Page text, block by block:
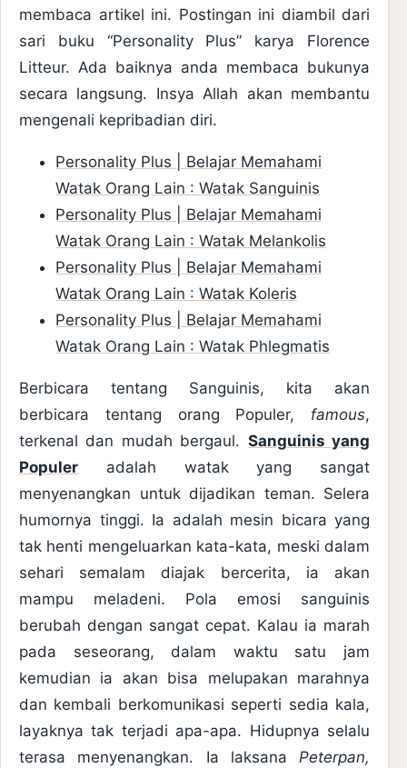
membaca artikel ini. Postingan ini diambil dari
sari buku “Personality Plus” karya Florence
Litteur. Ada baiknya anda membaca bukunya
secara langsung. Insya Allah akan membantu
mengenali kepribadian diri.
Personality Plus | Belajar Memahami
Watak Orang Lain : Watak Sanguinis
Personality Plus | Belajar Memahami
Watak Orang Lain : Watak Melankolis
Personality Plus | Belajar Memahami
Watak Orang Lain : Watak Koleris
Personality Plus | Belajar Memahami
Watak Orang Lain : Watak Phlegmatis
Berbicara tentang Sanguinis, kita akan
berbicara tentang orang Populer, famous,
terkenal dan mudah bergaul. Sanguinis yang
Populer adalah watak yang sangat
menyenangkan untuk dijadikan teman. Selera
humornya tinggi. Ia adalah mesin bicara yang
tak henti mengeluarkan kata-kata, meski dalam
sehari semalam diajak bercerita, ia akan
mampu meladeni. Pola emosi sanguinis
berubah dengan sangat cepat. Kalau ia marah
pada seseorang, dalam waktu satu jam
kemudian ia akan bisa melupakan marahnya
dan kembali berkomunikasi seperti sedia kala,
layaknya tak terjadi apa-apa. Hidupnya selalu
terasa menyenangkan. Ia laksana Peterpan,